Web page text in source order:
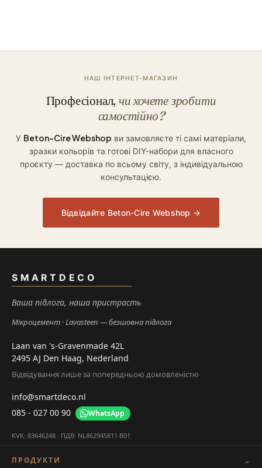
НАШ ІНТЕРНЕТ-МАГАЗИН
Професіонал, чи хочете зробити
самостійно?
У Beton-Cire Webshop ви замовляєте ті самі матеріали,
зразки кольорів та готові DIY-набори для власного
проєкту — доставка по всьому світу, з індивідуальною
консультацією.
Відвідайте Beton-Cire Webshop →
SMARTDECO
Ваша підлога, наша пристрасть
Мікроцемент Lavasteen — безшовна підлога
Laan van 's-Gravenmade 42L
2495 AJ Den Haag, Nederland
Відвідування лише за попередньою домовленістю
info@smartdeco.nl
085 - 027 00 90
WhatsApp
KVK: 83646248 · ПДВ: NL862945811 B01
ПРОДУКТИ